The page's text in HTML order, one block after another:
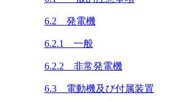
6.2 発電機
6.2.1 一般
6.2.2 非常発電機
6.3 電動機及び付属装置